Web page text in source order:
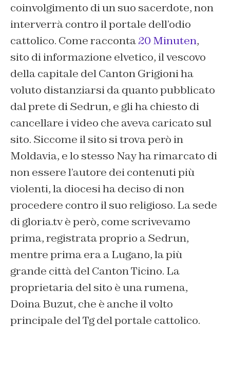
coinvolgimento di un suo sacerdote, non
interverrà contro il portale dell’odio
cattolico. Come racconta20 Minuten,
sito di informazione elvetico, il vescovo
della capitale del Canton Grigioni ha
voluto distanziarsi da quanto pubblicato
dal prete di Sedrun, e gli ha chiesto di
cancellare i video che aveva caricato sul
sito. Siccome il sito si trova però in
Moldavia, e lo stesso Nay ha rimarcato di
non essere l’autore dei contenuti più
violenti, la diocesi ha deciso di non
procedere contro il suo religioso. La sede
di gloria.tv è però, come scrivevamo
prima, registrata proprio a Sedrun,
mentre prima era a Lugano, la più
grande città del Canton Ticino. La
proprietaria del sito è una rumena,
Doina Buzut, che è anche il volto
principale del Tg del portale cattolico.